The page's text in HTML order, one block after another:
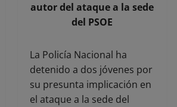
autor del ataque a la sede
del PSOE
La Policía Nacional ha
detenido a dos jóvenes por
su presunta implicación en
el ataque a la sede del